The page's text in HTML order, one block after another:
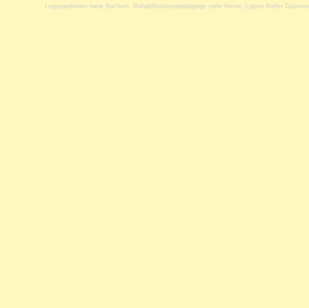
Logopaedinnen nahe Bochum
Rehabilitationspaedagoge nahe Herne Lippen Kiefer